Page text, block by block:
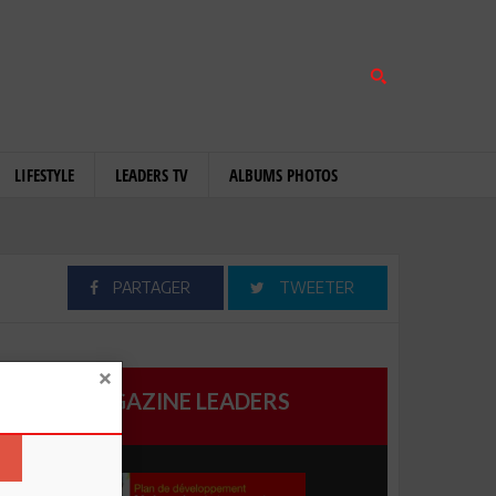
LIFESTYLE LEADERS TV ALBUMS PHOTOS
PARTAGER TWEETER
MAGAZINE LEADERS